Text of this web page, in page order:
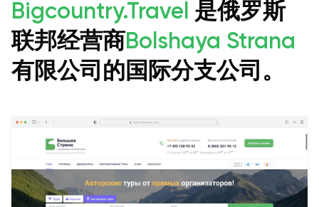
Bigcountry.Travel 是俄罗斯
联邦经营商 Bolshaya Strana
有限公司的国际分支公司。